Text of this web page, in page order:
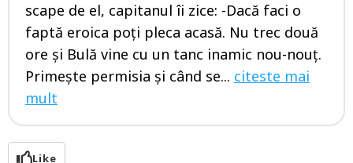
scape de el, capitanul îi zice: -Dacă faci o
faptă eroica poţi pleca acasă. Nu trec două
ore şi Bulă vine cu un tanc inamic nou-nouţ.
Primeşte permisia şi când se... citeste mai
mult
Like